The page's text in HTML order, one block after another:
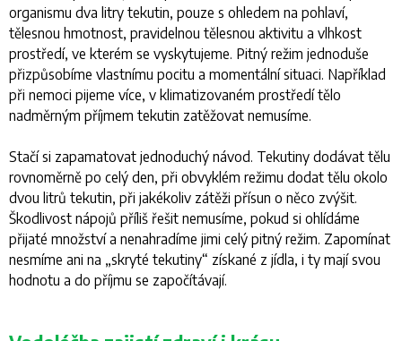
organismu dva litry tekutin, pouze s ohledem na pohlaví,
tělesnou hmotnost, pravidelnou tělesnou aktivitu a vlhkost
prostředí, ve kterém se vyskytujeme. Pitný režim jednoduše
přizpůsobíme vlastnímu pocitu a momentální situaci. Například
při nemoci pijeme více, v klimatizovaném prostředí tělo
nadměrným příjmem tekutin zatěžovat nemusíme.
Stačí si zapamatovat jednoduchý návod. Tekutiny dodávat tělu
rovnoměrně po celý den, při obvyklém režimu dodat tělu okolo
dvou litrů tekutin, při jakékoliv zátěži přísun o něco zvýšit.
Škodlivost nápojů příliš řešit nemusíme, pokud si ohlídáme
přijaté množství a nenahradíme jimi celý pitný režim. Zapomínat
nesmíme ani na „skryté tekutiny“ získané z jídla, i ty mají svou
hodnotu a do příjmu se započítávají.